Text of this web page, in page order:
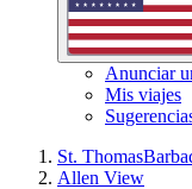
Anunciar
Mis viajes
St. Thomas
Allen View